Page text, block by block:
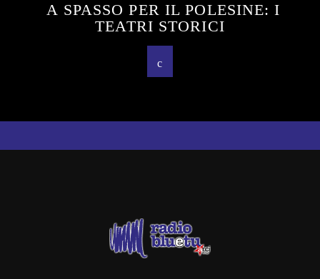
A SPASSO PER IL POLESINE: I
TEATRI STORICI